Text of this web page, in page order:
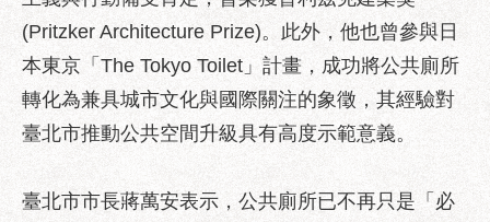
資
訊
聯
合
發
中
(Pritzker Architecture Prize)。此外，他也曾參與日
本東京「The Tokyo Toilet」計畫，成功將公共廁所
轉化為兼具城市文化與國際關注的象徵，其經驗對
臺北市推動公共空間升級具有高度示範意義。
臺北市市長蔣萬安表示，公共廁所已不再只是「必